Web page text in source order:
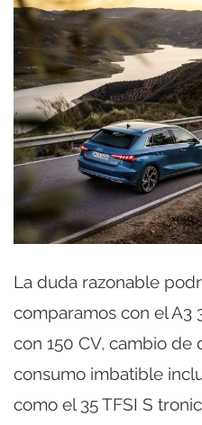
La duda razonable
comparamos con el A3
con 150 CV, cambio
consumo imbatible
como el 35 TFSI S